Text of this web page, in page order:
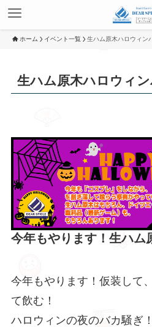
ホーム イベント一覧 生ハム原木ハロウィン
生ハム原木ハロウィ
今年もやります！生ハム
今年もやります！仮装して
て飲む！
ハロウィンの夜のバカ騒ぎ！